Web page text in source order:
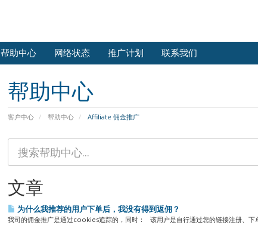
帮助中心 网络状态 推广计划 联系我们
帮助中心
客户中心 帮助中心 Affiliate 佣金推广
文章
为什么我推荐的用户下单后，我没有得到返佣？
我司的佣金推广是通过cookies追踪的，同时： 该用户是自行通过您的链接注册、